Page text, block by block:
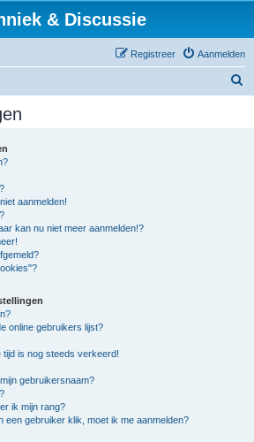
& Discussie
Aanmelden
Registreer
aanmelden!
kan nu niet meer aanmelden!?
online gebruikers lijst?
tijd is nog steeds verkeerd!
gebruikersnaam?
ik mijn rang?
een gebruiker klik, moet ik me aanmelden?